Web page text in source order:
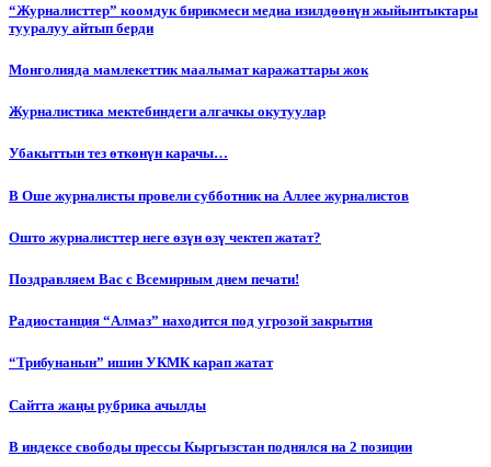
“Журналисттер” коомдук бирикмеси медиа изилдөөнүн жыйынтыктары
тууралуу айтып берди
Монголияда мамлекеттик маалымат каражаттары жок
Журналистика мектебиндеги алгачкы окутуулар
Убакыттын тез өткөнүн карачы…
В Оше журналисты провели субботник на Аллее журналистов
Ошто журналисттер неге өзүн өзү чектеп жатат?
Поздравляем Вас с Всемирным днем печати!
Радиостанция “Алмаз” находится под угрозой закрытия
“Трибунанын” ишин УКМК карап жатат
Сайтта жаңы рубрика ачылды
В индексе свободы прессы Кыргызстан поднялся на 2 позиции